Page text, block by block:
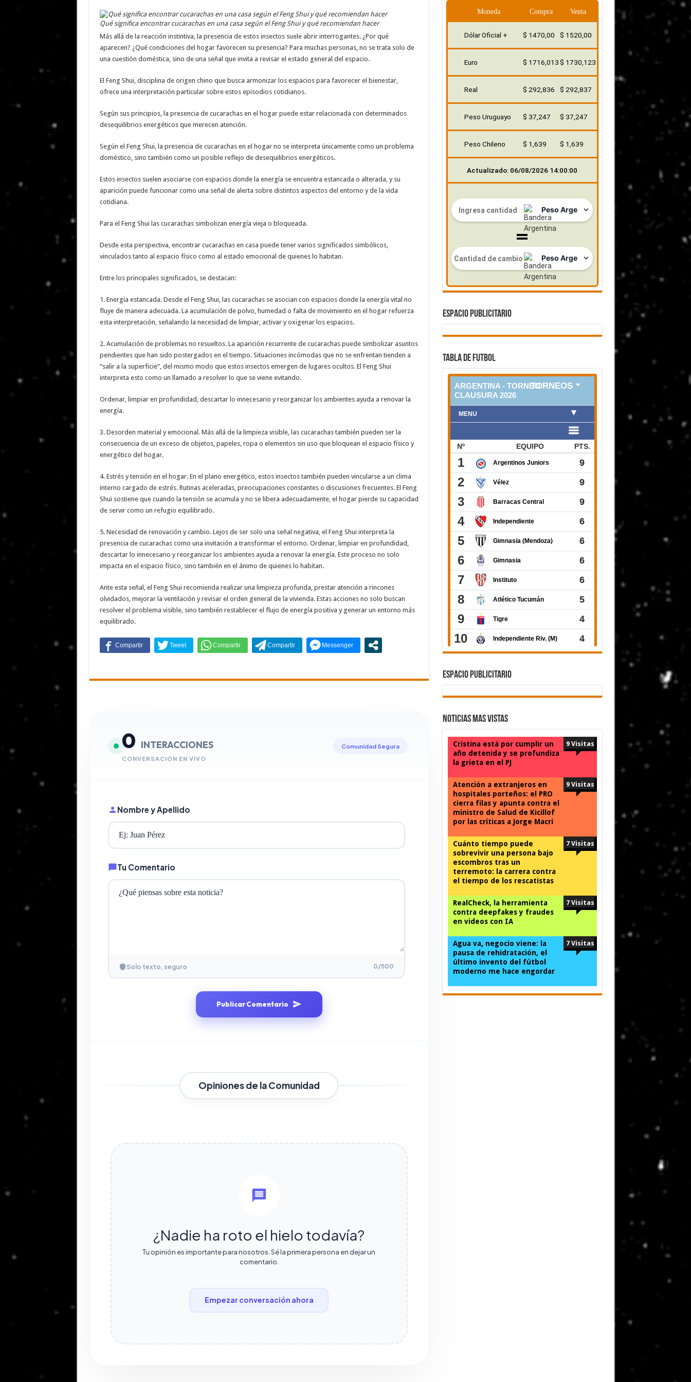
Qué significa encontrar cucarachas en una casa según el Feng Shui y qué recomiendan hacer
Más allá de la reacción instintiva, la presencia de estos insectos suele abrir interrogantes. ¿Por qué
aparecen? ¿Qué condiciones del hogar favorecen su presencia? Para muchas personas, no se trata solo de
una cuestión doméstica, sino de una señal que invita a revisar el estado general del espacio.
El Feng Shui, disciplina de origen chino que busca armonizar los espacios para favorecer el bienestar,
ofrece una interpretación particular sobre estos episodios cotidianos.
Según sus principios, la presencia de cucarachas en el hogar puede estar relacionada con determinados
desequilibrios energéticos que merecen atención.
Según el Feng Shui, la presencia de cucarachas en el hogar no se interpreta únicamente como un problema
doméstico, sino también como un posible reflejo de desequilibrios energéticos.
Estos insectos suelen asociarse con espacios donde la energía se encuentra estancada o alterada, y su
aparición puede funcionar como una señal de alerta sobre distintos aspectos del entorno y de la vida
cotidiana.
Para el Feng Shui las cucarachas simbolizan energía vieja o bloqueada.
Desde esta perspectiva, encontrar cucarachas en casa puede tener varios significados simbólicos,
vinculados tanto al espacio físico como al estado emocional de quienes lo habitan.
Entre los principales significados, se destacan:
1. Energía estancada. Desde el Feng Shui, las cucarachas se asocian con espacios donde la energía vital no
fluye de manera adecuada. La acumulación de polvo, humedad o falta de movimiento en el hogar refuerza
esta interpretación, señalando la necesidad de limpiar, activar y oxigenar los espacios.
2. Acumulación de problemas no resueltos. La aparición recurrente de cucarachas puede simbolizar asuntos
pendientes que han sido postergados en el tiempo. Situaciones incómodas que no se enfrentan tienden a
“salir a la superficie”, del mismo modo que estos insectos emergen de lugares ocultos. El Feng Shui
interpreta esto como un llamado a resolver lo que se viene evitando.
Ordenar, limpiar en profundidad, descartar lo innecesario y reorganizar los ambientes ayuda a renovar la
energía.
3. Desorden material y emocional. Más allá de la limpieza visible, las cucarachas también pueden ser la
consecuencia de un exceso de objetos, papeles, ropa o elementos sin uso que bloquean el espacio físico y
energético del hogar.
4. Estrés y tensión en el hogar. En el plano energético, estos insectos también pueden vincularse a un clima
interno cargado de estrés. Rutinas aceleradas, preocupaciones constantes o discusiones frecuentes. El Feng
Shui sostiene que cuando la tensión se acumula y no se libera adecuadamente, el hogar pierde su capacidad
de servir como un refugio equilibrado.
5. Necesidad de renovación y cambio. Lejos de ser solo una señal negativa, el Feng Shui interpreta la
presencia de cucarachas como una invitación a transformar el entorno. Ordenar, limpiar en profundidad,
descartar lo innecesario y reorganizar los ambientes ayuda a renovar la energía. Este proceso no solo
impacta en el espacio físico, sino también en el ánimo de quienes lo habitan.
Ante esta señal, el Feng Shui recomienda realizar una limpieza profunda, prestar atención a rincones
olvidados, mejorar la ventilación y revisar el orden general de la vivienda. Estas acciones no solo buscan
resolver el problema visible, sino también restablecer el flujo de energía positiva y generar un entorno más
equilibrado.
0 INTERACCIONES
CONVERSACIÓN EN VIVO
Comunidad Segura
Nombre y Apellido
Tu Comentario
Solo texto, seguro 0/500
Publicar Comentario
Opiniones de la Comunidad
¿Nadie ha roto el hielo todavía?
Tu opinión es importante para nosotros. Sé la primera persona en dejar un
comentario.
Empezar conversación ahora
Moneda Compra Venta
Dólar Oficial + $ 1470,00 $ 1520,00
Euro $ 1716,013$ 1730,123
Real $ 292,836 $ 292,837
Peso Uruguayo $ 37,247 $ 37,247
Peso Chileno $ 1,639 $ 1,639
Actualizado: 06/08/2026 14:00:00
ESPACIO PUBLICITARIO
TABLA DE FUTBOL
ESPACIO PUBLICITARIO
Noticias Mas Vistas
Cristina está por cumplir un
año detenida y se profundiza
la grieta en el PJ
9 Visitas
Atención a extranjeros en
hospitales porteños: el PRO
cierra filas y apunta contra el
ministro de Salud de Kicillof
por las críticas a Jorge Macri
9 Visitas
Cuánto tiempo puede
sobrevivir una persona bajo
escombros tras un
terremoto: la carrera contra
el tiempo de los rescatistas
7 Visitas
RealCheck, la herramienta
contra deepfakes y fraudes
en videos con IA
7 Visitas
Agua va, negocio viene: la
pausa de rehidratación, el
último invento del fútbol
moderno me hace engordar
7 Visitas